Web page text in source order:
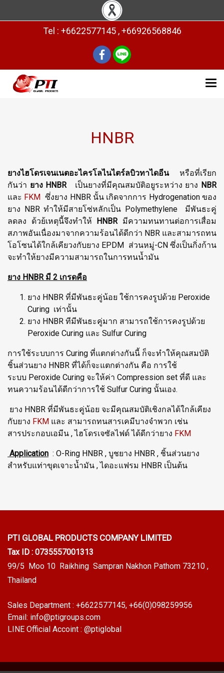
Tel : +6622577145 , +66926568846
HNBR
ยางไฮโดรเจนเนตอะไครโลไนไตร์ลบิวทาไดอีนหรือที่เรียก
กันว่า ยาง HNBRเป็นยางที่มีคุณสมบัติอยูระหว่าง ยาง NBR
และ FKM ซึ่งยาง HNBR นั้น เกิดจากการ Hydrogenation ของ
ยาง NBR ทำให้มีสายโซ่หลักเป็น Polymethylene มีพันธะคู่
ลดลง ด้วย้เหตุนี้จึงทำให้ HNBRมีความทนทานต่อการเสื่อม
สภาพอันเนื่องมาจากความร้อนได้ดีกว่า NBR และสามารถทน
โอโซนได้ใกล้เคียวงกับยาง EPDM ส่วนหมู่-CN ซึ่งเป็นกิ่งก้าน
จะทำให้ยางมีความสามารถในการทนน้ำมัน
ยาง HNBR มี 2 เกรดคือ
ยาง HNBR ที่มีพันธะคู่น้อย ใช้การคงรูปด้วย Peroxide
Curing เท่านั้น
ยาง HNBR ทีมีพันธะคู่มาก สามารถใช้การคงรูปด้วย
Peroxide Curing และ Sulfur Curing
การใช้ระบบการ Curing ที่แตกต่างกันนี้ ก็จะทำให้คุณสมบัติ
ชิ้นส่วนยาง HNBR ที่ได้ก็จะแตกต่างกัน คือ การใช้
ระบบ Peroxide Curing จะให้ค่า Compression set ที่ดี และ
ทนความร้อนได้ดีกว่าการใช้ Sulfur Curing นั้นเอง.
ยาง HNBR ที่มีพันธะคู่น้อย จะมีคุณสมบัติเชิงกลได้ใกล้เคียง
กับยาง FKM และ สามารถทนสารเคมีบางจำพวก เช่น
สารประกอบเอมีน , ไฮโดรเจซัลไฟด์ ได้ดีกว่ายาง FKM
Application : O-Ring HNBR , บูชยาง HNBR , ชิ้นส่วนยาง
สำหรับแท่าขุดเจาะน้ำมัน , ไดอะแฟรม HNBR เป็นต้น
PTI GLOBAL PRODUCTS COMPANY LIMITED
Tax ID : 0735557001313
99/5 Moo 10 Raikhing Sampran Nakhon Pathom 73210 ,
Thailand
Sales Department : +6622577145, +66(0)098259956
Email: info@ptigroups.com
LINE Official Accoint : @ptiglobal